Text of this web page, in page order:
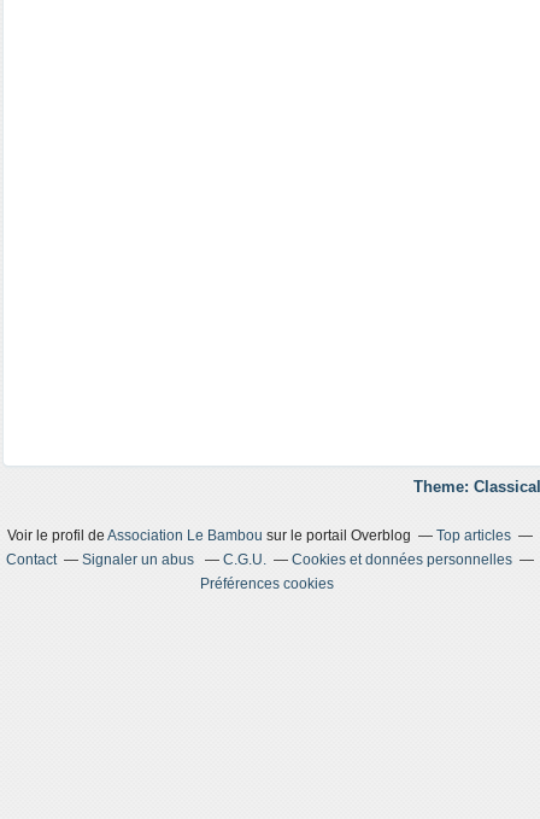
Theme:
Voir le profil de Association Le Bambou sur le portail Overblog
Top articles
Contact
Signaler un abus C.G.U.
Cookies et données personnelles
Préférences cookies